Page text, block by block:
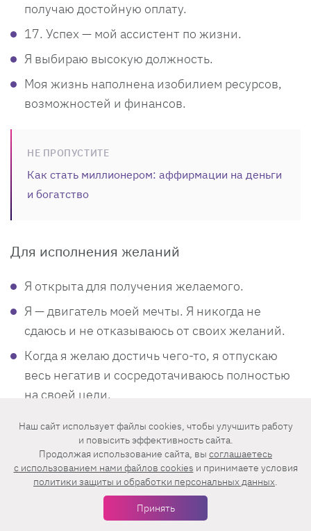
получаю достойную оплату.
17. Успех — мой ассистент по жизни.
Я выбираю высокую должность.
Моя жизнь наполнена изобилием ресурсов,
возможностей и финансов.
НЕ ПРОПУСТИТЕ
Как стать миллионером: аффирмации на деньги
и богатство
Для исполнения желаний
Я открыта для получения желаемого.
Я — двигатель моей мечты. Я никогда не
сдаюсь и не отказываюсь от своих желаний.
Когда я желаю достичь чего-то, я отпускаю
весь негатив и сосредотачиваюсь полностью
на своей цели.
Все, что происходит в моей жизни, ведет меня
к моей мечте.
Мое желание начинает сбываться прямо здесь
и прямо сейчас.
Когда я действительно хочу, чтоб мои цели и
Наш сайт использует файлы cookies, чтобы улучшить работу
и повысить эффективность сайта.
Продолжая использование сайта, вы соглашаетесь
c использованием нами файлов cookies и принимаете условия
политики защиты и обработки персональных данных.
Принять